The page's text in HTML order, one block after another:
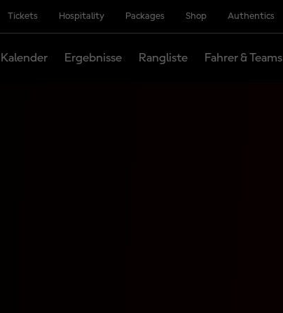
Tickets Hospitality Packages Shop Authentics
Kalender Ergebnisse Rangliste Fahrer & Teams